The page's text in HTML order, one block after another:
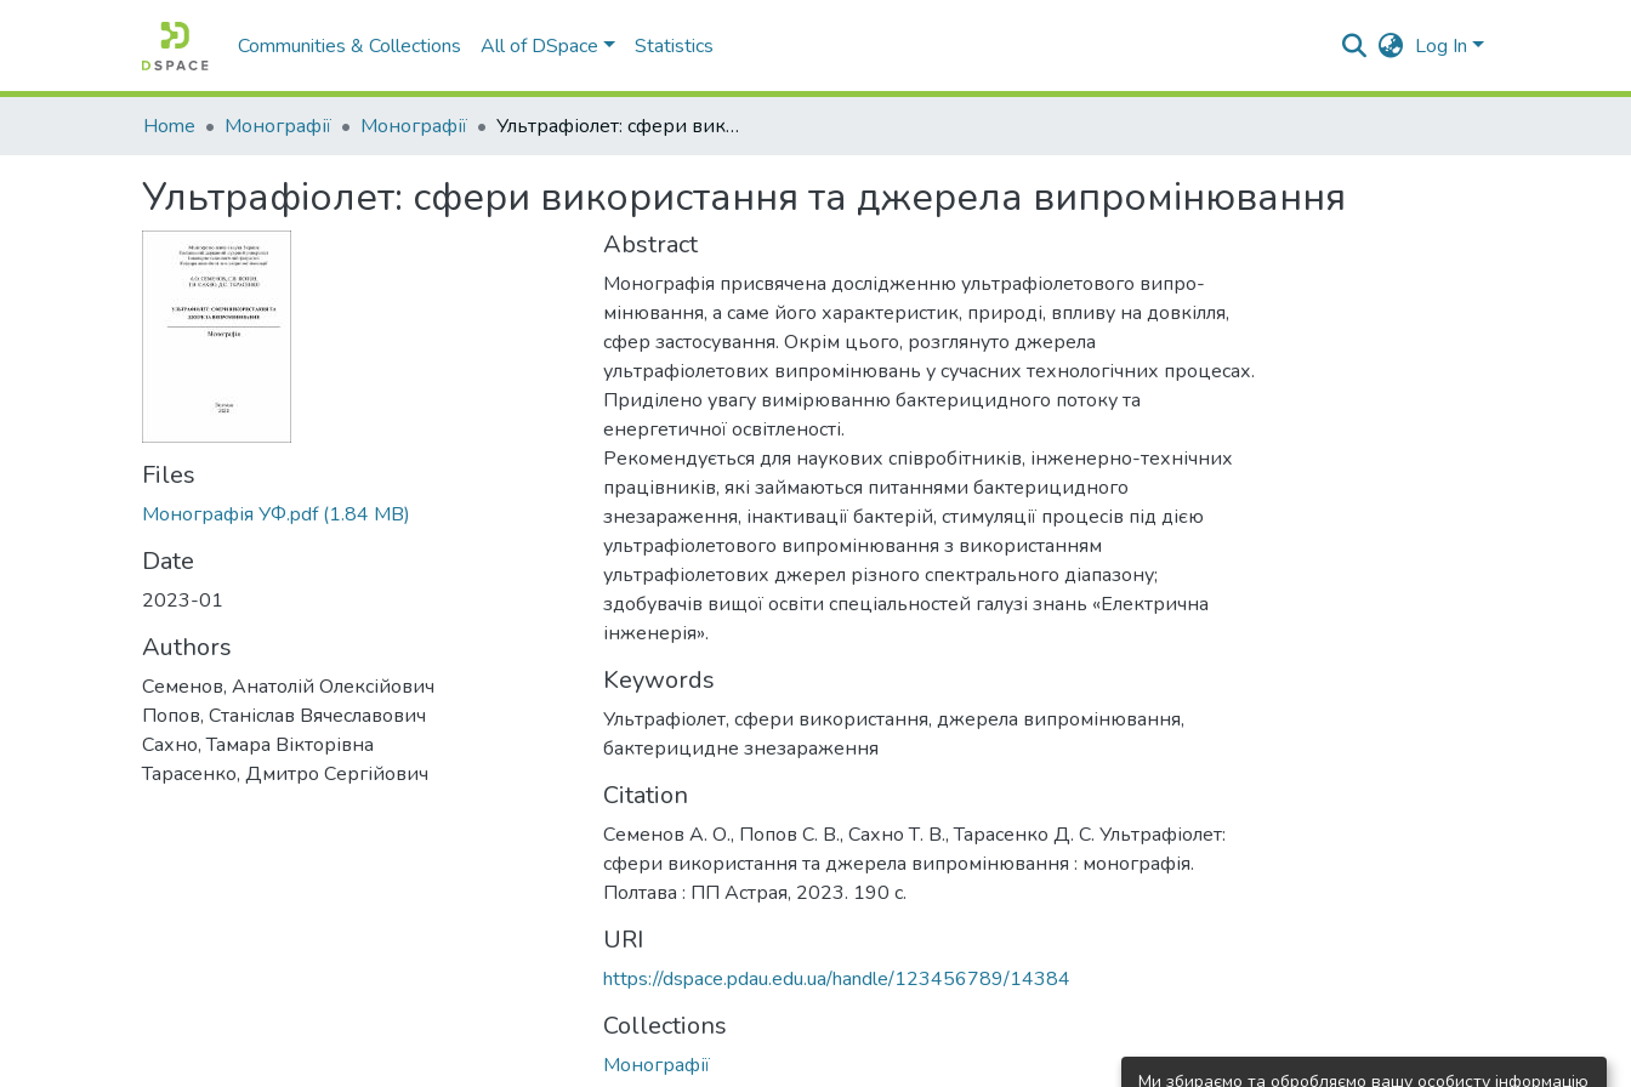
Communities & Collections All of DSpace Statistics Log In
Home Монографії Монографії Ультрафіолет: сфери використання та джерела випромінювання
Ультрафіолет: сфери використання та джерела випромінювання
Files
Монографія УФ.pdf(1.84 MB)
Date
2023-01
Authors
Семенов, Анатолій Олексійович
Попов, Станіслав Вячеславович
Сахно, Тамара Вікторівна
Тарасенко, Дмитро Сергійович
Abstract
Монографія присвячена дослідженню ультрафіолетового випро-
мінювання, а саме його характеристик, природі, впливу на довкілля,
сфер застосування. Окрім цього, розглянуто джерела
ультрафіолетових випромінювань у сучасних технологічних процесах.
Приділено увагу вимірюванню бактерицидного потоку та
енергетичної освітленості.
Рекомендується для наукових співробітників, інженерно-технічних
працівників, які займаються питаннями бактерицидного
знезараження, інактивації бактерій, стимуляції процесів під дією
ультрафіолетового випромінювання з використанням
ультрафіолетових джерел різного спектрального діапазону;
здобувачів вищої освіти спеціальностей галузі знань «Електрична
інженерія».
Keywords
Ультрафіолет, сфери використання, джерела випромінювання,
бактерицидне знезараження
Citation
Семенов А. О., Попов С. В., Сахно Т. В., Тарасенко Д. С. Ультрафіолет:
сфери використання та джерела випромінювання : монографія.
Полтава : ПП Астрая, 2023. 190 с.
URI
https://dspace.pdau.edu.ua/handle/123456789/14384
Collections
Монографії
Ми збираємо та обробляємо вашу особисту інформацію